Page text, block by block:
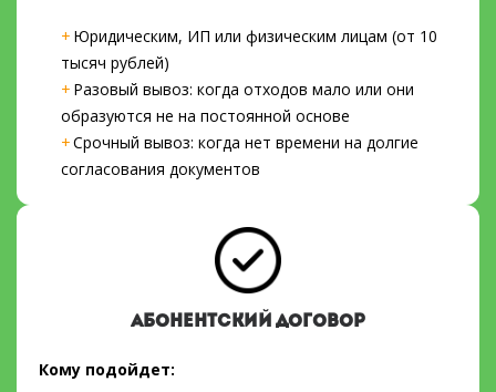
Юридическим, ИП или физическим лицам (от 10
тысяч рублей)
Разовый вывоз: когда отходов мало или они
образуются не на постоянной основе
Срочный вывоз: когда нет времени на долгие
согласования документов
АБОНЕНТСКИЙ ДОГОВОР
Кому подойдет: